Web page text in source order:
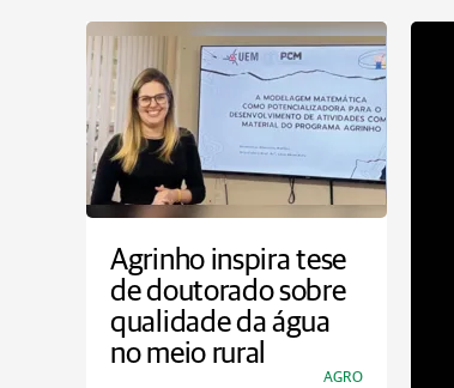
Agrinho inspira tese
de doutorado sobre
qualidade da água
no meio rural
AGRO